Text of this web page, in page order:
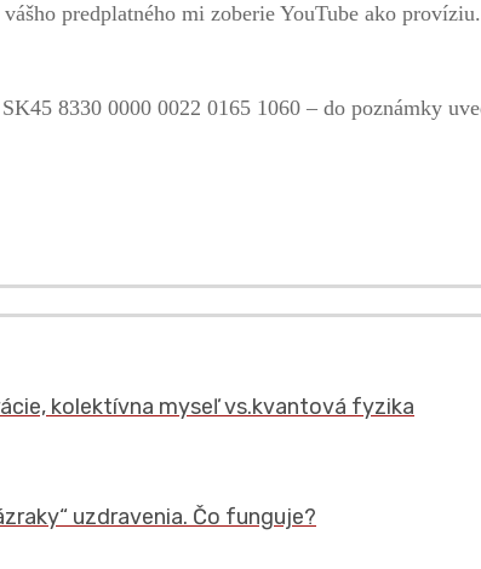
predplatného mi zoberie YouTube ako
8330 0000 0022 0165 1060 – do poznámky
kolektívna myseľ vs.kvantová fyzika
uzdravenia. Čo funguje?